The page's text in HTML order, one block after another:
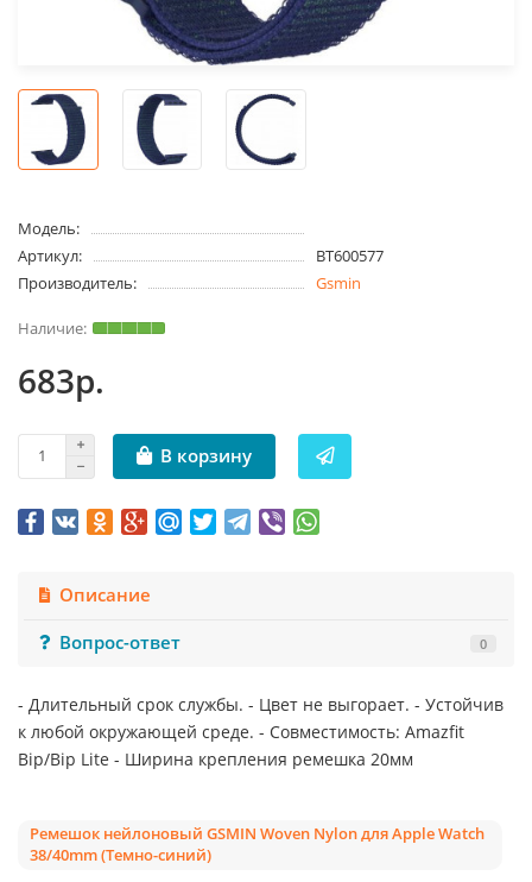
Модель:
Артикул:
BT600577
Производитель:
Gsmin
683р.
В корзину
Описание
Вопрос-ответ
0
- Длительный срок службы. - Цвет не выгорает. - Устойчив
к любой окружающей среде. - Совместимость: Amazfit
Bip/Bip Lite - Ширина крепления ремешка 20мм
Ремешок нейлоновый GSMIN Woven Nylon для Apple Watch
38/40mm (Темно-синий)